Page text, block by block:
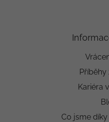
Příběhy
Kariéra
Co jsme